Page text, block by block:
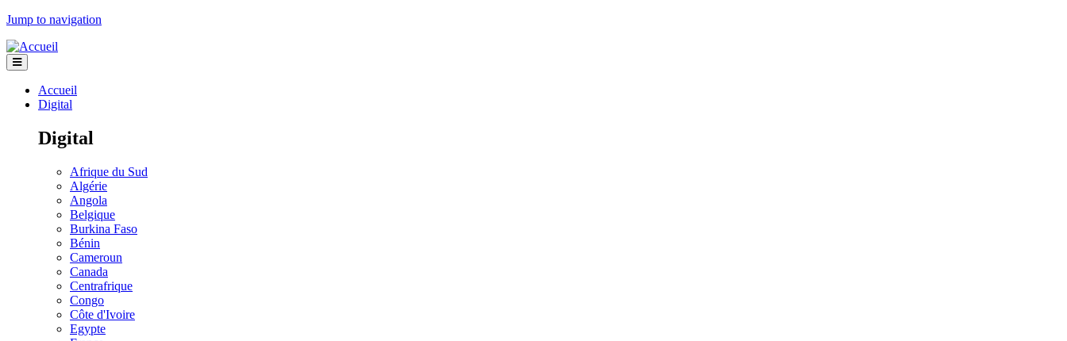
Jump to navigation
Accueil
Digital
Digital
Afrique du Sud
Algérie
Angola
Belgique
Burkina Faso
Bénin
Cameroun
Canada
Centrafrique
Congo
Côte d'Ivoire
Egypte